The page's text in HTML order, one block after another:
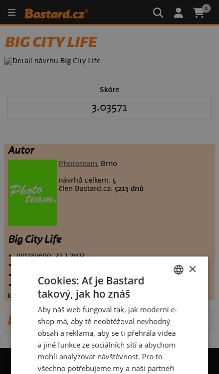
0
BIG CITY LIFE
Skóre
3.03571
Autor
Phototeam, Brno
návrhů celkem: 5
člen Bastard.cz: 5213 dnů
Big City Life
vystaveno:31.1.2013
komentářů:3.03571
koupilo by:0 lidí
konečné hodnocení:
3.03571
DALŠÍ NÁVRHY OD PHOTOTEAM
SLOVAK
×
Cookies: Ať je Bastard
takový, jak ho znáš
Aby náš web fungoval tak, jak moderní e-
shop má, aby tě neobtěžoval nevhodný
obsah a reklama, aby se ti přehrála videa
a jiné funkce ze sociálních sítí a abychom
mohli analyzovat návštěvnost. Pro to
všechno potřebujeme my a naši partneři